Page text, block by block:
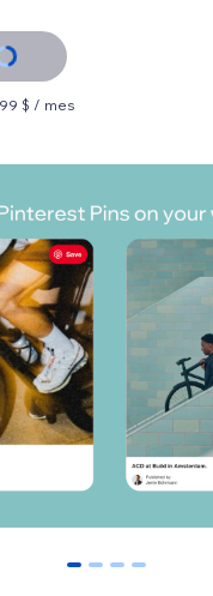
$ / mes
0 1 2 3